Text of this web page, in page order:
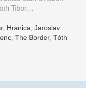
Tibor…
, Hranica, Jaroslav
, The Border, Tóth